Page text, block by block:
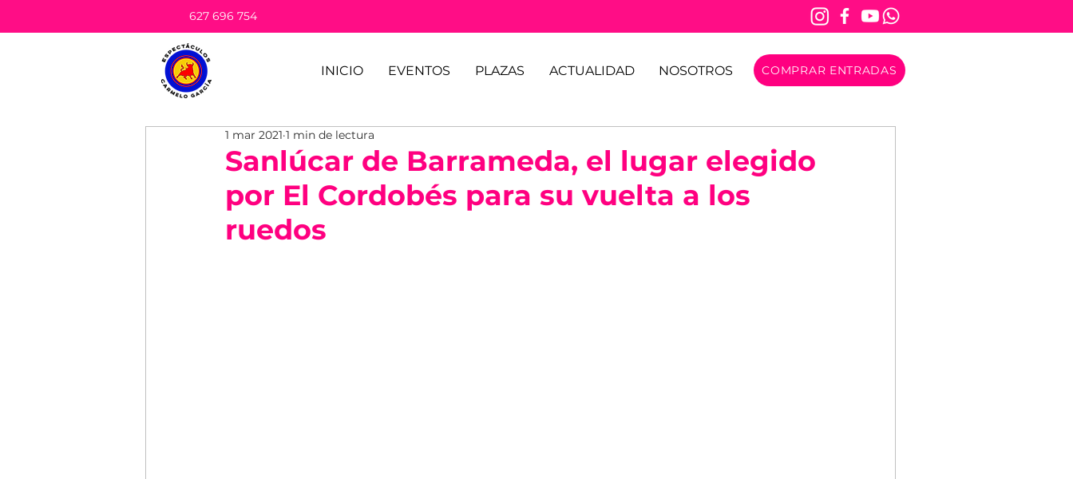
627 696 754
INICIO EVENTOS PLAZAS ACTUALIDAD NOSOTROS COMPRAR ENTRADAS
Sanlúcar de Barrameda, el lugar elegido
por El Cordobés para su vuelta a los
ruedos
1 mar 2021 1 min de lectura